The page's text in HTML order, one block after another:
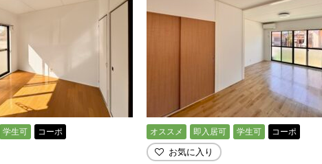
学生可 コーポ オススメ 即入居可 学生可 コーポ
お気に入り